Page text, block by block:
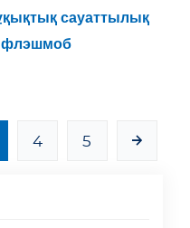
сауаттылық
флэшмоб
4 5